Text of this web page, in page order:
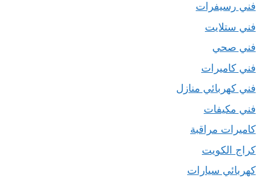
فني رسيفرات
فني ستلايت
فني صحي
فني كاميرات
فني كهربائي منازل
فني مكيفات
كاميرات مراقبة
كراج الكويت
كهربائي سيارات